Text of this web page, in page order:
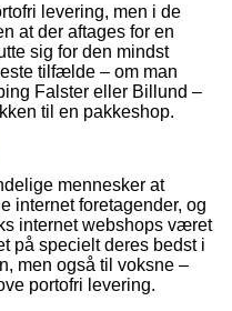
levering, men i de
at der aftages for en
sig for den mindst
tilfælde – om man
Falster eller Billund –
til en pakkeshop.
mennesker at
internet foretagender, og
internet webshops været
på specielt deres bedst i
men også til voksne –
portofri levering.